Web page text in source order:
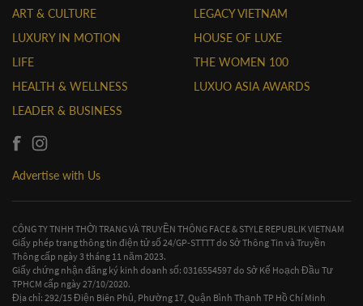
ART & CULTURE
LUXURY IN MOTION
LIFE
HEALTH & WELLNESS
LEADER & BUSINESS
LEGACY VIETNAM
HOUSE OF LUXE
THE WOMEN 100
LUXUO ASIA AWARDS
Advertise with Us
CÔNG TY TNHH THỜI TRANG VÀ TRUYỀN THÔNG FACE & STYLE REPUBLIK VIETNAM
Giấy phép trang thông tin điện tử số 24/GP-STTTT do Sở Thông Tin và Truyền
Thông cấp ngày 3 tháng 11 năm 2023.
Giấy chứng nhận đăng ký kinh doanh số: 0316554597 do Sở Kế Hoạch Đầu Tư
TPHCM cấp ngày 27/10/2020.
Địa chỉ: 292/15 Điện Biên Phủ, Phường 17, Quận Bình Thạnh TP Hồ Chí Minh